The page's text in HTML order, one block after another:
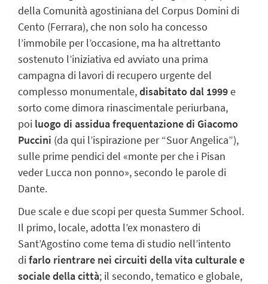
della Comunità agostiniana del Corpus Domini di
Cento (Ferrara), che non solo ha concesso
l’immobile per l’occasione, ma ha altrettanto
sostenuto l’iniziativa ed avviato una prima
campagna di lavori di recupero urgente del
complesso monumentale,disabitato dal 1999e
sorto come dimora rinascimentale periurbana,
poi luogo di assidua frequentazione di Giacomo
Puccini (da qui l’ispirazione per “Suor Angelica”),
sulle prime pendici del «monte per che i Pisan
veder Lucca non ponno», secondo le parole di
Dante.
Due scale e due scopi per questa Summer School.
Il primo, locale, adotta l’ex monastero di
Sant’Agostino come tema di studio nell’intento
difarlo rientrare nei circuiti della vita culturale e
sociale della città; il secondo, tematico e globale,